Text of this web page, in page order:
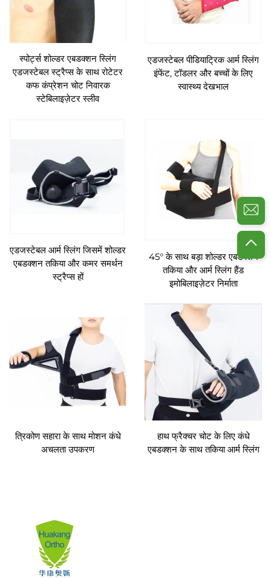
स्पोर्ट्स शोल्डर एबडक्शन स्लिंग
एडजस्टेबल स्ट्रैप्स के साथ रोटेटर
कफ कंप्रेशन चोट निवारक
स्टेबिलाइज़ेटर स्लीव
एडजस्टेबल पीडियाट्रिक आर्म स्लिंग
इंफेंट, टॉडलर और बच्चों के लिए
स्वास्थ्य देखभाल
एडजस्टेबल आर्म स्लिंग जिसमें शोल्डर
एबडक्शन तकिया और कमर समर्थन
स्ट्रैप्स हों
45° के साथ बड़ा शोल्डर एबडक्शन
तकिया और आर्म स्लिंग हैंड
इमोबिलाइज़ेटर निर्माता
त्रिकोण सहारा के साथ मोशन कंधे
अचलता उपकरण
हाथ फ्रैक्चर चोट के लिए कंधे
एबडक्शन के साथ तकिया आर्म स्लिंग